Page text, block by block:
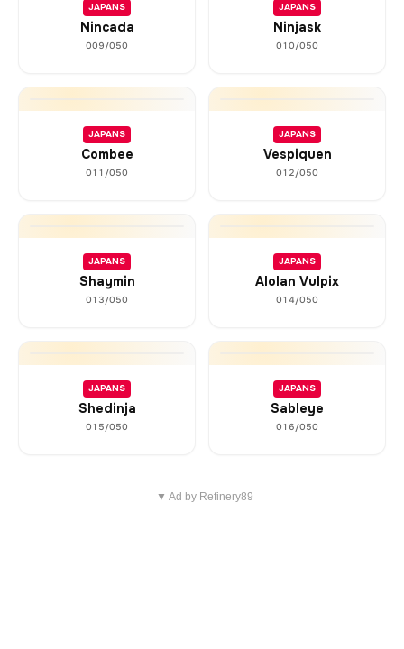
JAPANS
Nincada
009/050
JAPANS
Ninjask
010/050
JAPANS
Combee
011/050
JAPANS
Vespiquen
012/050
JAPANS
Shaymin
013/050
JAPANS
Alolan Vulpix
014/050
JAPANS
Shedinja
015/050
JAPANS
Sableye
016/050
▼ Ad by Refinery89